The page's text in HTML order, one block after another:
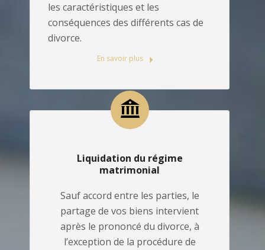
les caractéristiques et les
conséquences des différents cas de
divorce.
En savoir plus
Liquidation du régime
matrimonial
Sauf accord entre les parties, le
partage de vos biens intervient
après le prononcé du divorce, à
l’exception de la procédure de